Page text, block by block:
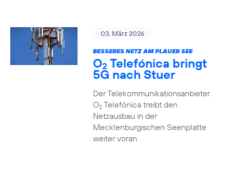
03. März 2026
BESSERES NETZ AM PLAUER SEE
O2 Telefónica bringt
5G nach Stuer
Der Telekommunikationsanbieter
O2Telefónica treibt den
Netzausbau in der
Mecklenburgischen Seenplatte
weiter voran